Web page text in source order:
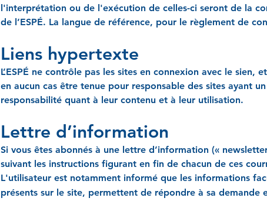
l'interprétation ou de l'exécution de celles-ci seront de la
de l’ESPÉ. La langue de référence, pour le règlement de
Liens hypertexte
L’ESPÉ ne contrôle pas les sites en connexion avec le sien,
en aucun cas être tenue pour responsable des sites ayant
responsabilité quant à leur contenu et à leur utilisation.
Lettre d’information
Si vous êtes abonnés à une lettre d’information («
suivant les instructions figurant en fin de chacun de ces
L'utilisateur est notamment informé que les informations
présents sur le site, permettent de répondre à sa demande